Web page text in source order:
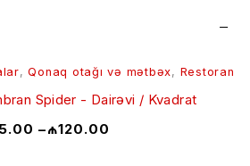
,Qonaq otağı və mətbəx, Restoran
Spider - Dairəvi / Kvadrat
–₼120.00